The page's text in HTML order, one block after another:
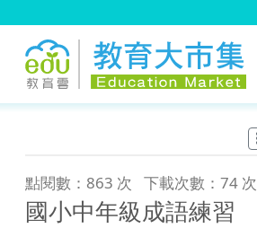
點閱數：863 次 下載次數：74 次
國小中年級成語練習